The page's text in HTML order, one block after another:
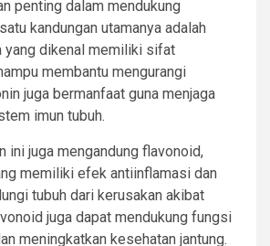
penting dalam mendukung
kandungan utamanya adalah
yang dikenal memiliki sifat
membantu mengurangi
juga bermanfaat guna menjaga
imun tubuh.
ini juga mengandung flavonoid,
memiliki efek antiinflamasi dan
tubuh dari kerusakan akibat
juga dapat mendukung fungsi
meningkatkan kesehatan jantung.